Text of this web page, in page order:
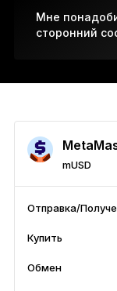
Ко всем
Наборы
Мне
сторонний
mUSD
Отправка/
Купить
Обмен